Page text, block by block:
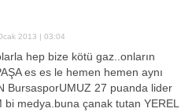
2013 | 03:04
hep bize kötü gaz..onların
es es le hemen hemen aynı
BursasporUMUZ 27 puanda lider
medya.buna çanak tutan YEREL